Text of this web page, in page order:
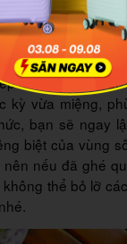
từ các cảng
ngon không
dã tại nhà hàng
am hiểu ẩm
kỳ vừa miệng,
bạn sẽ ngay
biệt của vùng
nếu đã ghé
thể bỏ lỡ